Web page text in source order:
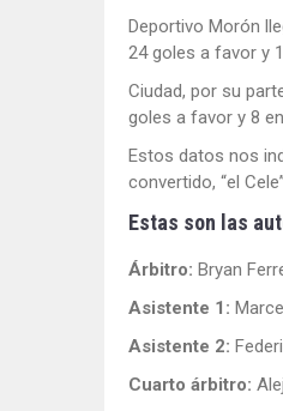
Deportivo Morón
24 goles a favor y
Ciudad, por su
goles a favor y 8
Estos datos nos
convertido, “el
Estas son las
Árbitro: Bryan
Asistente 1:
Asistente 2:
Cuarto árbitro: